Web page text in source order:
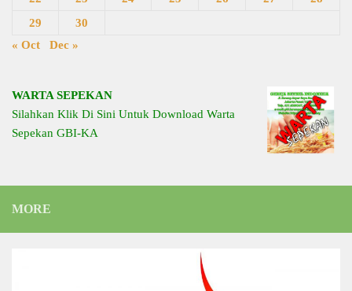
29
30
« Oct
Dec »
WARTA SEPEKAN
Silahkan Klik Di Sini Untuk Download Warta
Sepekan GBI-KA
MORE